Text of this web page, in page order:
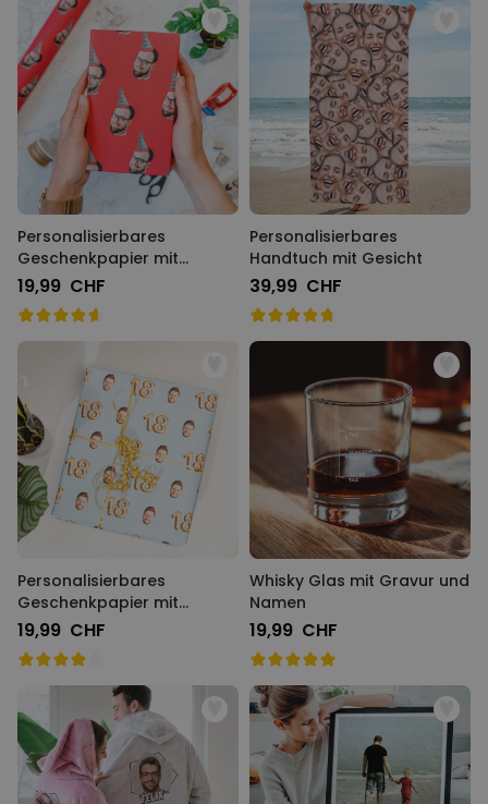
Personalisierbares
Geschenkpapier mit
Gesicht und Partyhut
19,99 CHF
Personalisierbares
Handtuch mit Gesicht
39,99 CHF
Personalisierbares
Geschenkpapier mit
Gesicht zum Geburtstag
19,99 CHF
Whisky Glas mit Gravur und
Namen
19,99 CHF